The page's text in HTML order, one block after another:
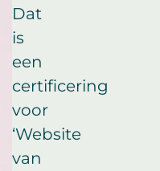
Dat
is
een
certificering
voor
‘Website
van